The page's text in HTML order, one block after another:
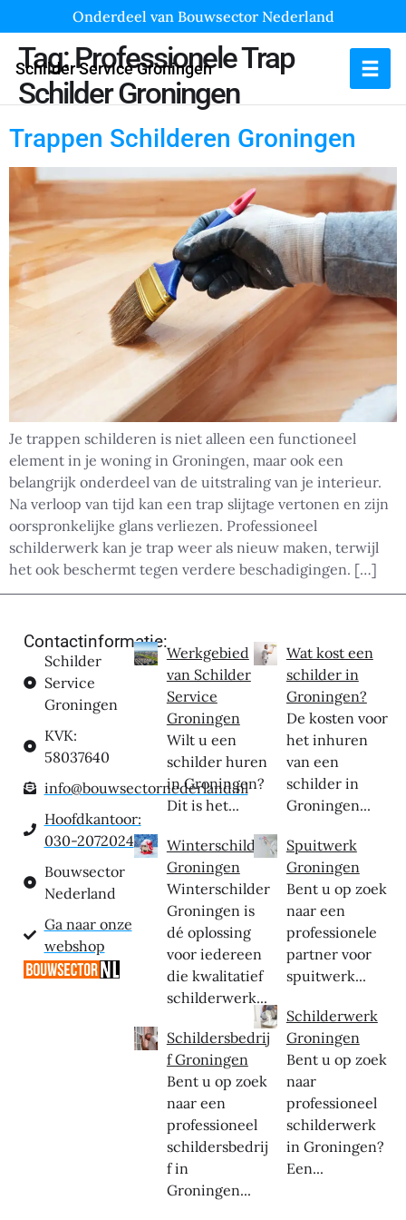
Onderdeel van Bouwsector Nederland
Schilder Service Groningen
Tag:Professionele Trap
Schilder Groningen
Trappen Schilderen Groningen
Je trappen schilderen is niet alleen een functioneel
element in je woning in Groningen, maar ook een
belangrijk onderdeel van de uitstraling van je interieur.
Na verloop van tijd kan een trap slijtage vertonen en zijn
oorspronkelijke glans verliezen. Professioneel
schilderwerk kan je trap weer als nieuw maken, terwijl
het ook beschermt tegen verdere beschadigingen. […]
Contactinformatie:
Schilder
Service
Groningen
KVK:
58037640
info@bouwsectornederland.nl
Hoofdkantoor:
030-2072024
Bouwsector
Nederland
Ga naar onze
webshop
Werkgebied
van Schilder
Service
Groningen
Wilt u een
schilder huren
in Groningen?
Dit is het...
Winterschilder
Groningen
Winterschilder
Groningen is
dé oplossing
voor iedereen
die kwalitatief
schilderwerk...
Schildersbedrij
f Groningen
Bent u op zoek
naar een
professioneel
schildersbedrij
f in
Groningen...
Wat kost een
schilder in
Groningen?
De kosten voor
het inhuren
van een
schilder in
Groningen...
Spuitwerk
Groningen
Bent u op zoek
naar een
professionele
partner voor
spuitwerk...
Schilderwerk
Groningen
Bent u op zoek
naar
professioneel
schilderwerk
in Groningen?
Een...